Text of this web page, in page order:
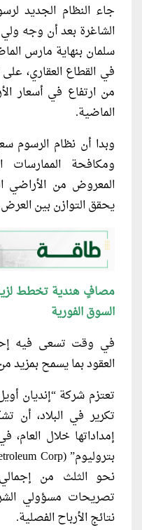
جاء النظام الجديد
الشاغرة بعد أن وجه
في القطاع العقاري،
من ارتفاع في أسعار
الماضية.
وبدا أن نظام الرسوم
ومكافحة الممارسات
المعروض من الأراضي
يحقق التوازن بين
مصافٍ هندية تخطط
السوق الفورية
في وقت تسعى فيه
العقود بما يسمح بمزيد
تكرير في البلاد، أن
إمداداتها خلال
نحو الثلث من
تصريحات مسؤولي
نتائج الأرباح الفصلية.